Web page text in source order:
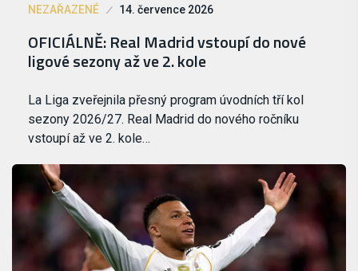
NEZAŘAZENÉ 14. července 2026
OFICIÁLNĚ: Real Madrid vstoupí do nové
ligové sezony až ve 2. kole
La Liga zveřejnila přesný program úvodních tří kol
sezony 2026/27. Real Madrid do nového ročníku
vstoupí až ve 2. kole…